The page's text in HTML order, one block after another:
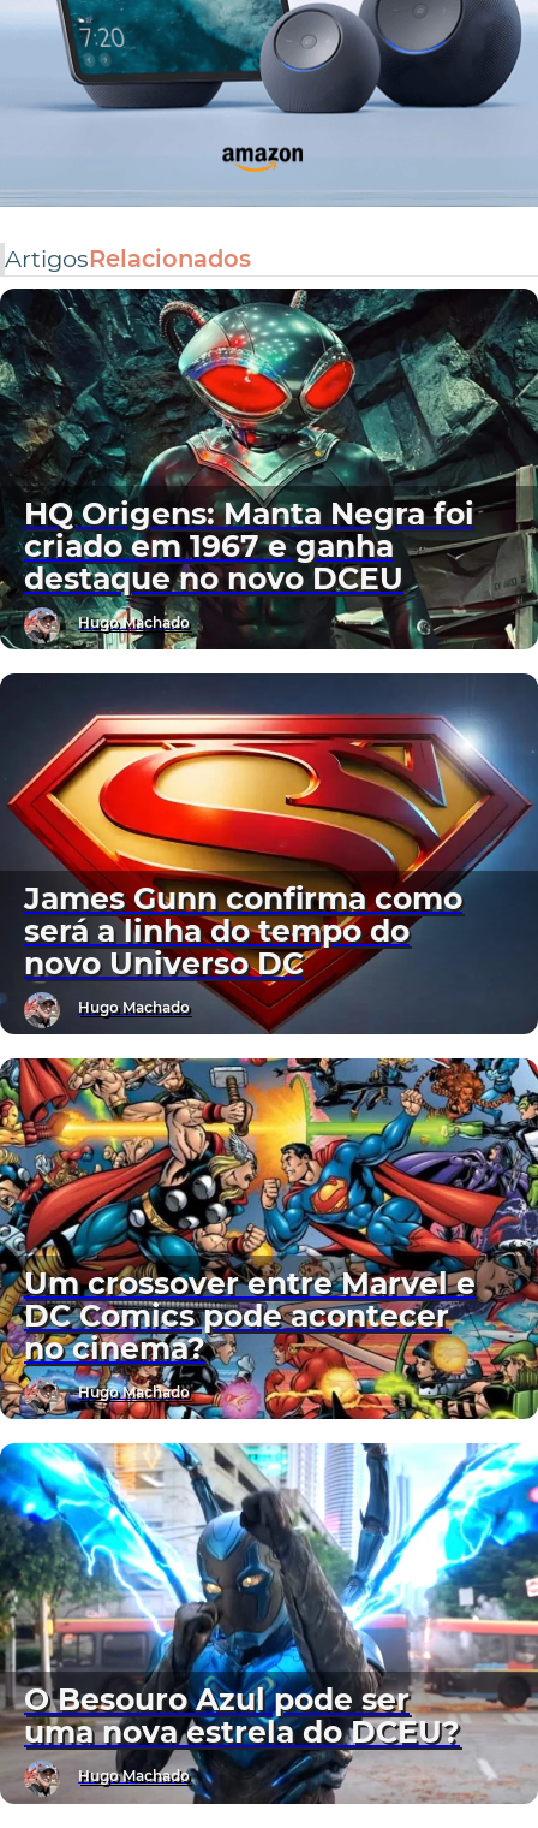
ArtigosRelacionados
HQ Origens: Manta Negra foi
criado em 1967 e ganha
destaque no novo DCEU
Hugo Machado
James Gunn confirma como
será a linha do tempo do
novo Universo DC
Hugo Machado
Um crossover entre Marvel e
DC Comics pode acontecer
no cinema?
Hugo Machado
O Besouro Azul pode ser
uma nova estrela do DCEU?
Hugo Machado